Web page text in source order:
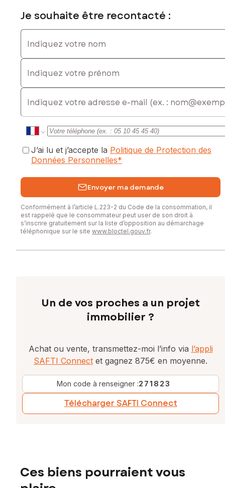
Je souhaite être recontacté :
Indiquez votre nom
Indiquez votre prénom
E-mail
J’ai lu et j’accepte la Politique de Protection des
Données Personnelles*
Envoyer ma demande
Conformément à l’article L.223-2 du Code de la consommation, il
est rappelé que le consommateur peut user de son droit à
s’inscrire gratuitement sur la liste d’opposition au démarchage
téléphonique sur le site www.bloctel.gouv.fr.
Un de vos proches a un projet
immobilier ?
Achat ou vente, transmettez-moi l’info via l’appli
SAFTI Connect et gagnez 875€ en moyenne.
Mon code à renseigner :271823
Télécharger SAFTI Connect
Ces biens pourraient vous